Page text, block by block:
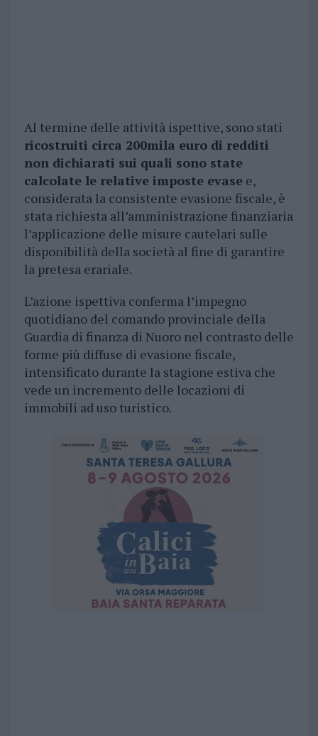
Al termine delle attività ispettive, sono stati
ricostruiti circa 200mila euro di redditi
non dichiarati sui quali sono state
calcolate le relative imposte evasee,
considerata la consistente evasione fiscale, è
stata richiesta all’amministrazione finanziaria
l’applicazione delle misure cautelari sulle
disponibilità della società al fine di garantire
la pretesa erariale.
L’azione ispettiva conferma l’impegno
quotidiano del comando provinciale della
Guardia di finanza di Nuoro nel contrasto delle
forme più diffuse di evasione fiscale,
intensificato durante la stagione estiva che
vede un incremento delle locazioni di
immobili ad uso turistico.